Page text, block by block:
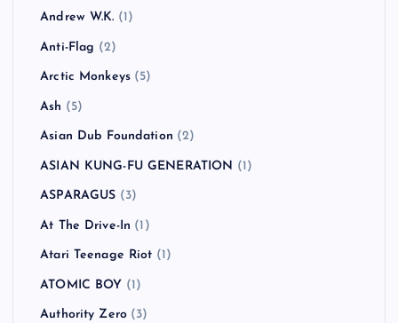
Andrew W.K. (1)
Anti-Flag (2)
Arctic Monkeys (5)
Ash (5)
Asian Dub Foundation (2)
ASIAN KUNG-FU GENERATION (1)
ASPARAGUS (3)
At The Drive-In (1)
Atari Teenage Riot (1)
ATOMIC BOY (1)
Authority Zero (3)